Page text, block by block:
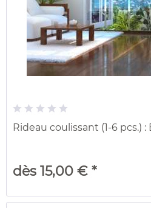
Rideau coulissant (1-6 pcs.) :
dès 15,00 € *